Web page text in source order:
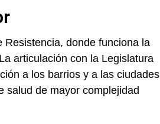
Resistencia, donde funciona la
articulación con la Legislatura
a los barrios y a las ciudades
salud de mayor complejidad